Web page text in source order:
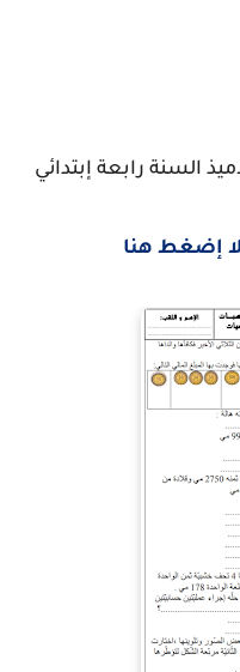
السنة رابعة إبتدائي
إضغط هنا